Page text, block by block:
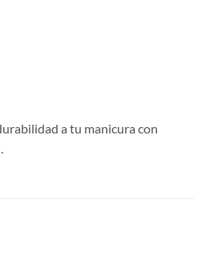
a tu manicura con